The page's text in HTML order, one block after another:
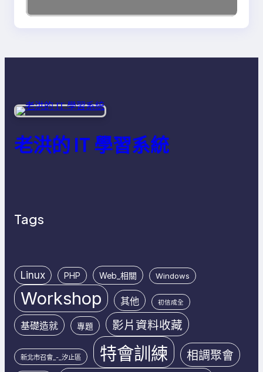
老洪的 IT 學習系統
Tags
Linux PHP Web_相關 Windows
Workshop 其他 初信成全
基礎造就 專題 影片資料收藏
新北市召會_-_汐止區 特會訓練 相調聚會